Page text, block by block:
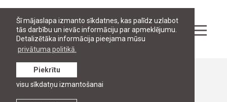
Šī mājaslapa izmanto sīkdatnes, kas palīdz uzlabot
tās darbību un ievāc informāciju par apmeklējumu.
Detalizētāka informācija pieejama mūsu
privātuma politikā.
Piekrītu
visu sīkdatņu izmantošanai
Ziņas
RJA uzsāk akadēmisko gadu